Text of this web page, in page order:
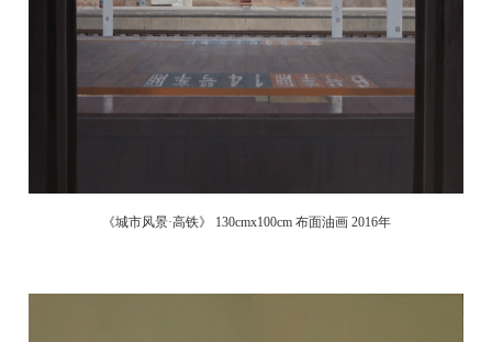
《城市风景·高铁》 130cmx100cm 布面油画 2016年